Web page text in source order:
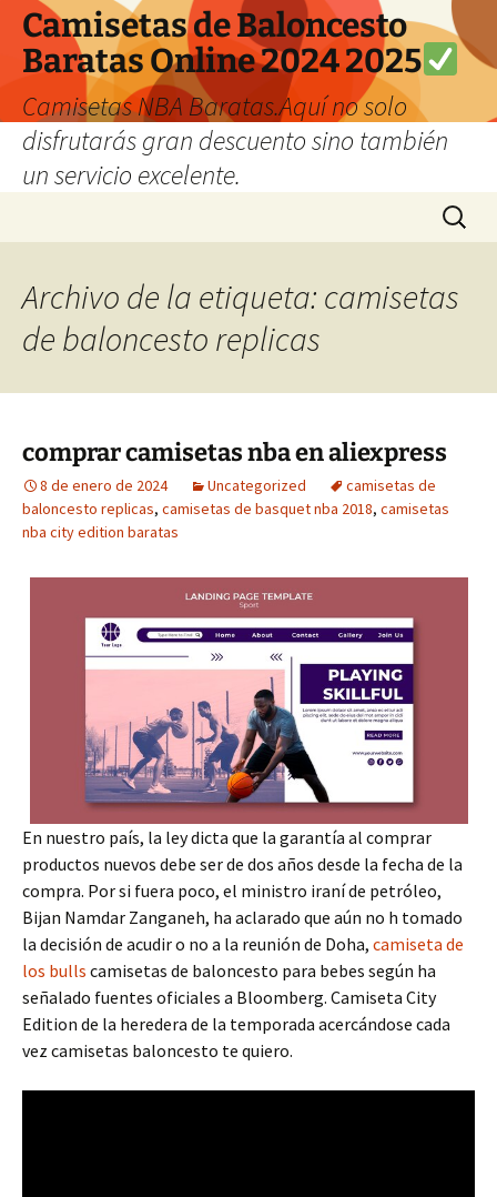
Camisetas de Baloncesto
Baratas Online 2024 2025
Camisetas NBA Baratas.Aquí no solo
disfrutarás gran descuento sino también
un servicio excelente.
Buscar:
Archivo de la etiqueta: camisetas
de baloncesto replicas
comprar camisetas nba en aliexpress
8 de enero de 2024 Uncategorized
camisetas de
baloncesto replicas, camisetas de basquet nba 2018, camisetas
nba city edition baratas
En nuestro país, la ley dicta que la garantía al comprar
productos nuevos debe ser de dos años desde la fecha de la
compra. Por si fuera poco, el ministro iraní de petróleo,
Bijan Namdar Zanganeh, ha aclarado que aún no h tomado
la decisión de acudir o no a la reunión de Doha, camiseta de
los bulls camisetas de baloncesto para bebes según ha
señalado fuentes oficiales a Bloomberg. Camiseta City
Edition de la heredera de la temporada acercándose cada
vez camisetas baloncesto te quiero.